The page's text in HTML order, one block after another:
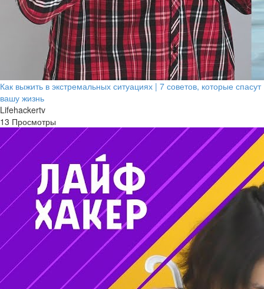
Как выжить в экстремальных ситуациях | 7 советов, которые спасут
вашу жизнь
Lifehackertv
13 Просмотры